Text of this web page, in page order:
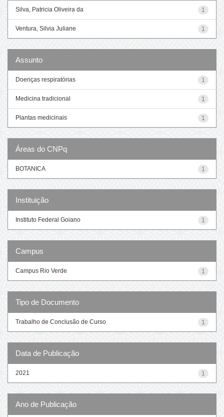
1
Silva, Patricia Oliveira da
1
Ventura, Silvia Juliane
Assunto
1
Doenças respiratórias
1
Medicina tradicional
1
Plantas medicinais
Áreas do CNPq
1
BOTANICA
Instituição
1
Instituto Federal Goiano
Campus
1
Campus Rio Verde
Tipo de Documento
1
Trabalho de Conclusão de Curso
Data de Publicação
1
2021
Ano de Publicação